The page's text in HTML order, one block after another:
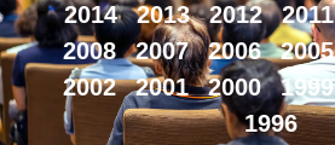
2014
2013 2012 2011
2008
2007 2006 2005
2002
2001 2000 1999
1996